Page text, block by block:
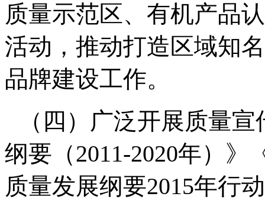
质量示范区、有机产品
活动，推动打造区域知
品牌建设工作。
（四）广泛开展质量
纲要（2011-2020年）》
质量发展纲要2015年行